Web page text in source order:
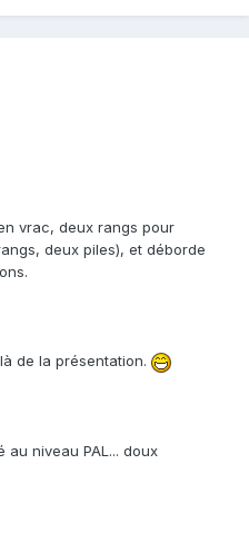
vrac, deux rangs pour
deux piles), et déborde
de la présentation.
niveau PAL... doux